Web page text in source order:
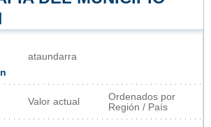
ataundarra
Valor actual
Ordenados por
Región / País